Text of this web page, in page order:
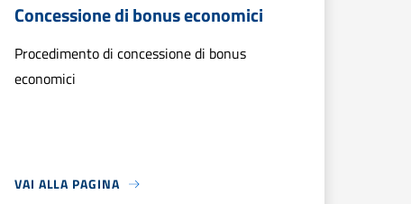
Concessione di bonus economici
Procedimento di concessione di bonus
economici
VAI ALLA PAGINA